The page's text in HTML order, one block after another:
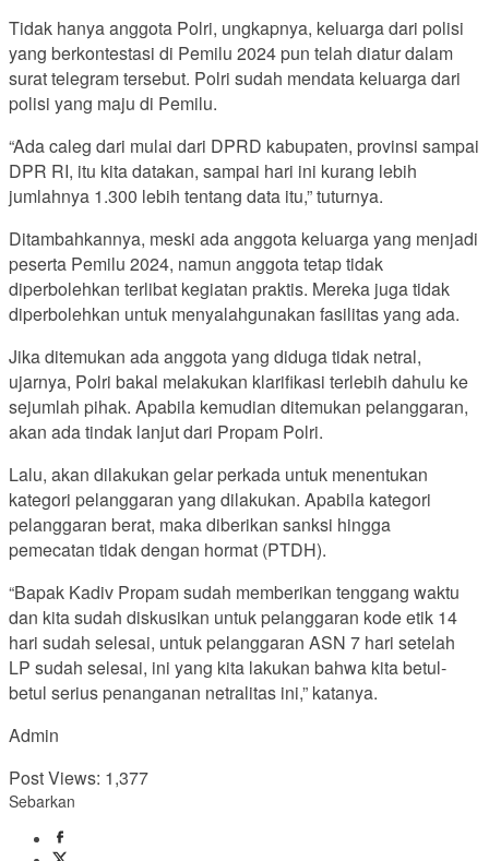
Tidak hanya anggota Polri, ungkapnya, keluarga dari polisi
yang berkontestasi di Pemilu 2024 pun telah diatur dalam
surat telegram tersebut. Polri sudah mendata keluarga dari
polisi yang maju di Pemilu.
“Ada caleg dari mulai dari DPRD kabupaten, provinsi sampai
DPR RI, itu kita datakan, sampai hari ini kurang lebih
jumlahnya 1.300 lebih tentang data itu,” tuturnya.
Ditambahkannya, meski ada anggota keluarga yang menjadi
peserta Pemilu 2024, namun anggota tetap tidak
diperbolehkan terlibat kegiatan praktis. Mereka juga tidak
diperbolehkan untuk menyalahgunakan fasilitas yang ada.
Jika ditemukan ada anggota yang diduga tidak netral,
ujarnya, Polri bakal melakukan klarifikasi terlebih dahulu ke
sejumlah pihak. Apabila kemudian ditemukan pelanggaran,
akan ada tindak lanjut dari Propam Polri.
Lalu, akan dilakukan gelar perkada untuk menentukan
kategori pelanggaran yang dilakukan. Apabila kategori
pelanggaran berat, maka diberikan sanksi hingga
pemecatan tidak dengan hormat (PTDH).
“Bapak Kadiv Propam sudah memberikan tenggang waktu
dan kita sudah diskusikan untuk pelanggaran kode etik 14
hari sudah selesai, untuk pelanggaran ASN 7 hari setelah
LP sudah selesai, ini yang kita lakukan bahwa kita betul-
betul serius penanganan netralitas ini,” katanya.
Admin
Post Views: 1,377
Sebarkan